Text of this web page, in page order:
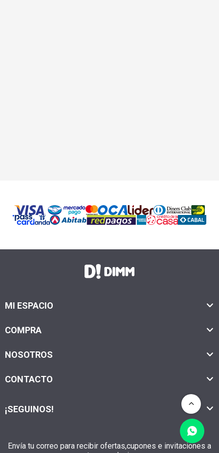
MI ESPACIO
COMPRA
NOSOTROS
CONTACTO
Envía tu correo para recibir ofertas,cupones e invitaciones a
¡SEGUINOS!